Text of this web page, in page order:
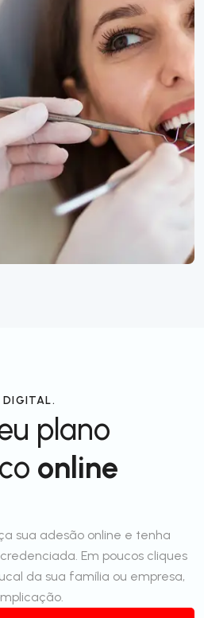
DIGITAL.
plano
online
sua adesão online e tenha
Em poucos cliques
da sua família ou empresa,